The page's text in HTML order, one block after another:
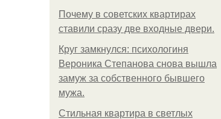
Почему в советских квартирах
ставили сразу две входные двери.
Круг замкнулся: психологиня
Вероника Степанова снова вышла
замуж за собственного бывшего
мужа.
Стильная квартира в светлых